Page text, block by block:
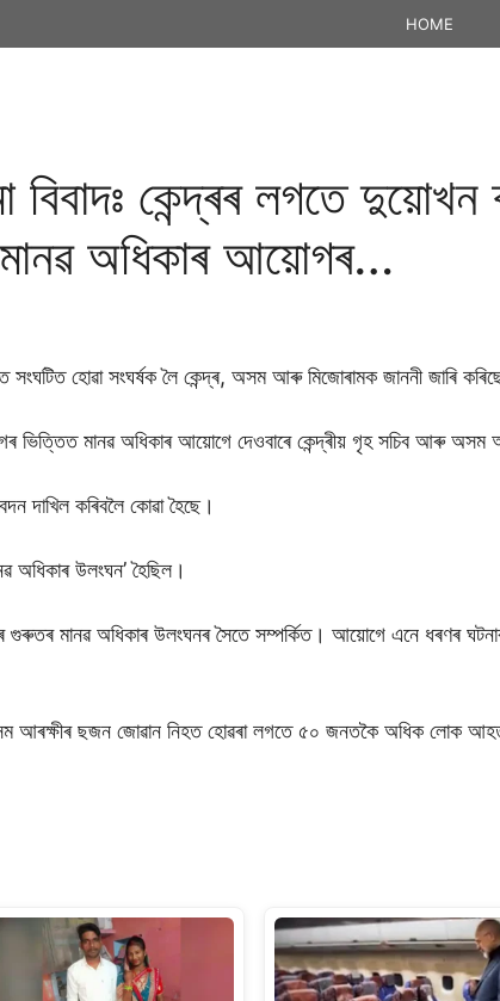
HOME
কেন্দ্ৰৰ লগতে
মানৱ অধিকাৰ আয়োগৰ…
হোৱা সংঘৰ্ষক লৈ কেন্দ্ৰ, অসম আৰু মিজোৰামক জাননী জাৰি
ভিত্তিত মানৱ অধিকাৰ আয়োগে দেওবাৰে কেন্দ্ৰীয় গৃহ সচিব আৰু অসম
দাখিল কৰিবলৈ কোৱা হৈছে।
উলংঘন’ হৈছিল।
মানৱ অধিকাৰ উলংঘনৰ সৈতে সম্পৰ্কিত। আয়োগে এনে ধৰণৰ
আৰক্ষীৰ ছজন জোৱান নিহত হোৱৰা লগতে ৫০ জনতকৈ অধিক লোক